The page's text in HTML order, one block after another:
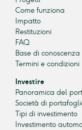
Come funziona
Impatto
Restituzioni
FAQ
Base di conoscenza
Termini e condizioni
Investire
Panoramica del
Società di
Tipi di investimento
Investimento